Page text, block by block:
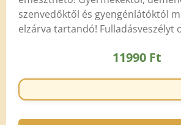
szenvedőktől és gyengénlátóktól
elzárva tartandó! Fulladásveszélyt
11990 Ft